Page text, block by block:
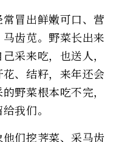
冒出鲜嫩可口、营
齿苋。野菜长出来
采来吃，也送人，
、结籽，来年还会
野菜根本吃不完，
我们。
们挖荠菜、采马齿